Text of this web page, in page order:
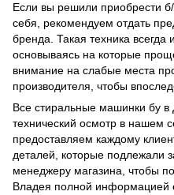
Если вы решили приобрести
себя, рекомендуем отдать
бренда. Такая техника всегда
основываясь на которые
внимание на слабые места
производителя, чтобы
Все стиральные машинки бу
технический осмотр в нашем
предоставляем каждому
деталей, которые подлежали
менеджеру магазина, чтобы
Владея полной информацией